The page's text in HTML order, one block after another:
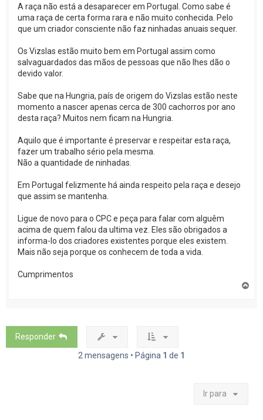
A raça não está a desaparecer em Portugal. Como sabe é
uma raça de certa forma rara e não muito conhecida. Pelo
que um criador consciente não faz ninhadas anuais sequer.
Os Vizslas estão muito bem em Portugal assim como
salvaguardados das mãos de pessoas que não lhes dão o
devido valor.
Sabe que na Hungria, país de origem do Vizslas estão neste
momento a nascer apenas cerca de 300 cachorros por ano
desta raça? Muitos nem ficam na Hungria.
Aquilo que é importante é preservar e respeitar esta raça,
fazer um trabalho sério pela mesma.
Não a quantidade de ninhadas.
Em Portugal felizmente há ainda respeito pela raça e desejo
que assim se mantenha.
Ligue de novo para o CPC e peça para falar com alguêm
acima de quem falou da ultima vez. Eles são obrigados a
informa-lo dos criadores existentes porque eles existem.
Mais não seja porque os conhecem de toda a vida.
Cumprimentos
Responder
2 mensagens • Página 1 de 1
Ir para